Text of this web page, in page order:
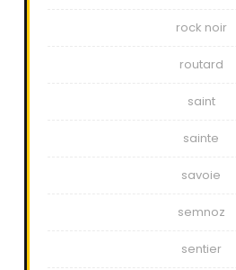
rock noir
routard
saint
sainte
savoie
semnoz
sentier